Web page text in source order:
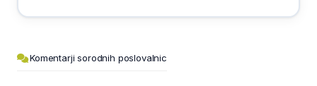
Komentarji sorodnih poslovalnic